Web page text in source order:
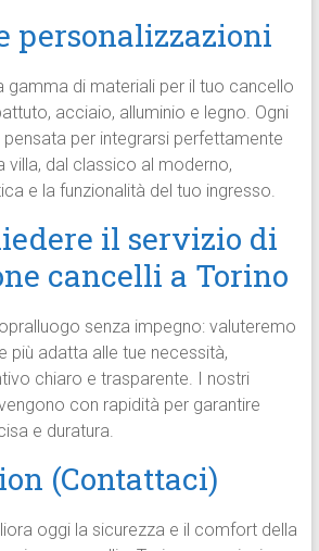
personalizzazioni
gamma di materiali per il tuo cancello
acciaio, alluminio e legno. Ogni
per integrarsi perfettamente
villa, dal classico al moderno,
e la funzionalità del tuo ingresso.
il servizio di
cancelli a Torino
senza impegno: valuteremo
più adatta alle tue necessità,
chiaro e trasparente. I nostri
con rapidità per garantire
e duratura.
(Contattaci)
oggi la sicurezza e il comfort della